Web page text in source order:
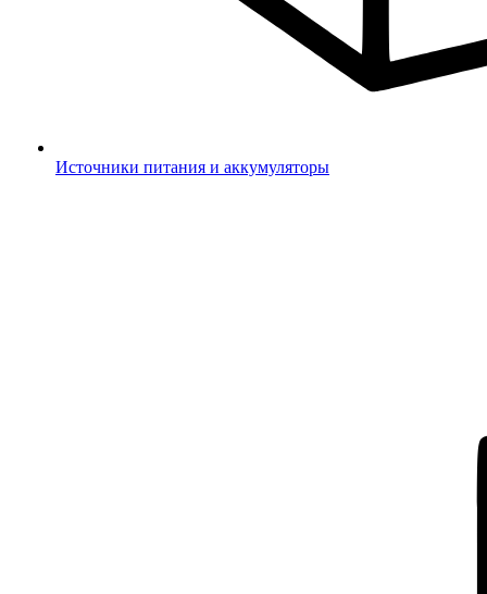
Источники питания и аккумуляторы